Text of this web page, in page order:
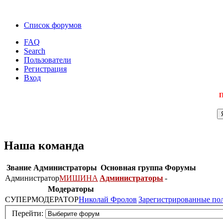
Список форумов
FAQ
Search
Пользователи
Регистрация
Вход
Наша команда
Звание Администраторы Основная группа Форумы
АдминистраторМИШИНА Администраторы -
Модераторы
СУПЕРМОДЕРАТОРНиколай Фролов Зарегистрированные
Перейти: